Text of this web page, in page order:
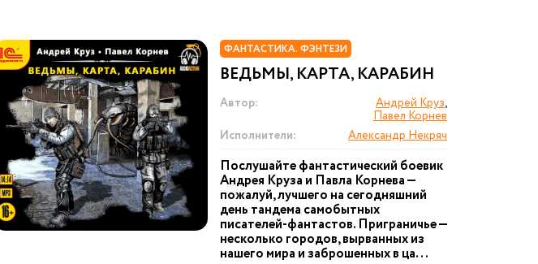
ФАНТАСТИКА. ФЭНТЕЗИ
ВЕДЬМЫ, КАРТА, КАРАБИН
Автор: Андрей Круз,
Павел Корнев
Исполнители:
Александр Некряч
Послушайте фантастический боевик
Андрея Круза и Павла Корнева —
пожалуй, лучшего на сегодняшний
день тандема самобытных
писателей-фантастов. Приграничье —
несколько городов, вырванных из
нашего мира и заброшенных в ца...